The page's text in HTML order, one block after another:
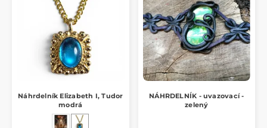
Náhrdelník Elizabeth I, Tudor
modrá
NÁHRDELNÍK - uvazovací -
zelený